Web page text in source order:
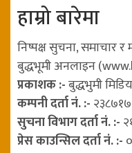
हाम्रो बारेमा
निष्पक्ष सुचना, समाचार
बुद्धभूमी अनलाइन
प्रकाशक :-बुद्धभुमी
कम्पनी दर्ता नं. :-
सुचना विभाग दर्ता नं. :-
प्रेस काउन्सिल दर्ता नं. :-